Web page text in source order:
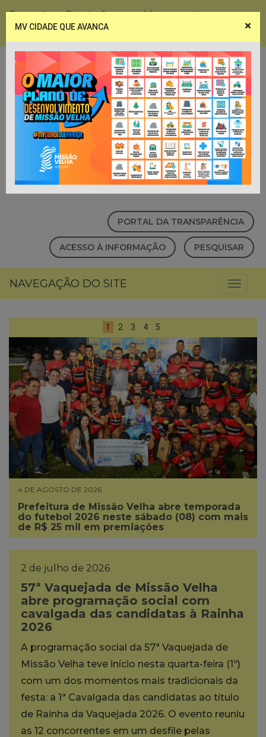
Coronavírus - Orientações e medidas preventivas
PORTAL DA TRANSPARÊNCIA
ACESSO À INFORMAÇÃO PESQUISAR
NAVEGAÇÃO DO SITE
1 2 3 4 5
4 DE AGOSTO DE 2026
Prefeitura de Missão Velha abre temporada
do futebol 2026 neste sábado (08) com mais
de R$ 25 mil em premiações
2 de julho de 2026
57ª Vaquejada de Missão Velha
abre programação social com
cavalgada das candidatas à Rainha
2026
A programação social da 57ª Vaquejada de
Missão Velha teve início nesta quarta-feira (1º)
com um dos momentos mais tradicionais da
festa: a 1ª Cavalgada das candidatas ao título
de Rainha da Vaquejada 2026. O evento reuniu
as 12 concorrentes em um desfile pelas
×
MV CIDADE QUE AVANCA